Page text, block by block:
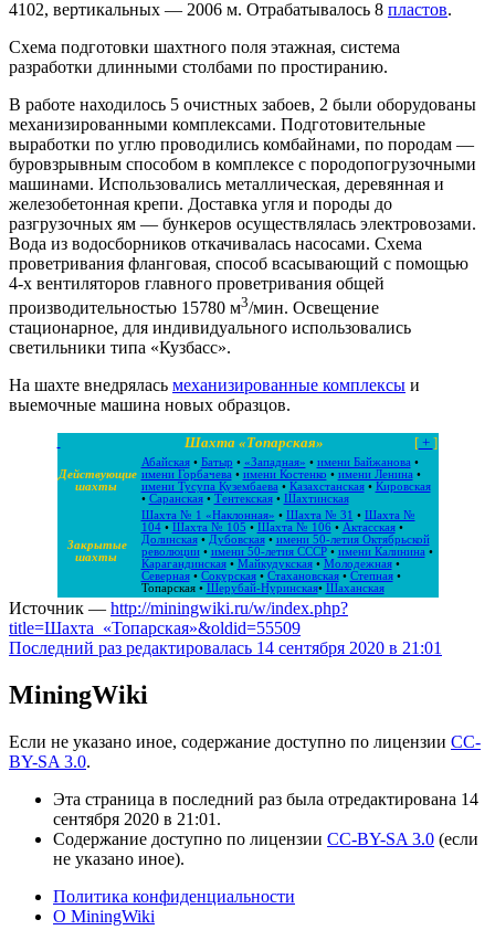
4102, вертикальных — 2006 м. Отрабатывалось 8 пластов.
Схема подготовки шахтного поля этажная, система
разработки длинными столбами по простиранию.
В работе находилось 5 очистных забоев, 2 были оборудованы
механизированными комплексами. Подготовительные
выработки по углю проводились комбайнами, по породам —
буровзрывным способом в комплексе с породопогрузочными
машинами. Использовались металлическая, деревянная и
железобетонная крепи. Доставка угля и породы до
разгрузочных ям — бункеров осуществлялась электровозами.
Вода из водосборников откачивалась насосами. Схема
проветривания фланговая, способ всасывающий с помощью
4-х вентиляторов главного проветривания общей
производительностью 15780 м3/мин. Освещение
стационарное, для индивидуального использовались
светильники типа «Кузбасс».
На шахте внедрялась механизированные комплексы и
выемочные машина новых образцов.
[+ ]
Шахта «Топарская»
Действующие
шахты
Абайская• Батыр • «Западная» • имени Байжанова •
имени Горбачева • имени Костенко • имени Ленина •
имени Тусупа Кузембаева • Казахстанская• Кировская
• Саранская• Тентекская• Шахтинская
Закрытые
шахты
Шахта № 1 «Наклонная» • Шахта № 31 • Шахта №
104• Шахта № 105 • Шахта № 106• Актасская•
Долинская• Дубовская• имени 50-летия Октябрьской
революции• имени 50-летия СССР• имени Калинина •
Карагандинская• Майкудукская• Молодежная•
Северная• Сокурская• Стахановская• Степная•
Топарская• Шерубай-Нуринская• Шаханская
Источник — http://miningwiki.ru/w/index.php?
title=Шахта_«Топарская»&oldid=55509
Последний раз редактировалась 14 сентября 2020 в 21:01
MiningWiki
Если не указано иное, содержание доступно по лицензии CC-
BY-SA 3.0.
Эта страница в последний раз была отредактирована 14
сентября 2020 в 21:01.
Содержание доступно по лицензии CC-BY-SA 3.0 (если
не указано иное).
Политика конфиденциальности
О MiningWiki